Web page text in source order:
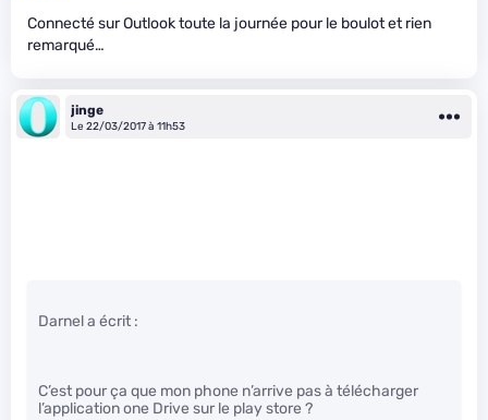
Connecté sur Outlook toute la journée pour le boulot et rien
remarqué…
jinge
Le 22/03/2017 à 11h53
Darnel a écrit :
C’est pour ça que mon phone n’arrive pas à télécharger
l’application one Drive sur le play store ?